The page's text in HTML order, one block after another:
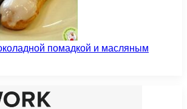
помадкой и масляным